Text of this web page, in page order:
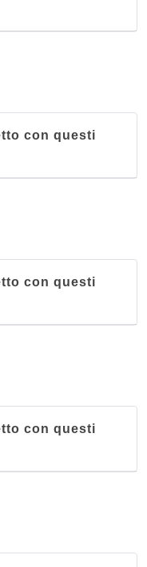
con questi
con questi
con questi